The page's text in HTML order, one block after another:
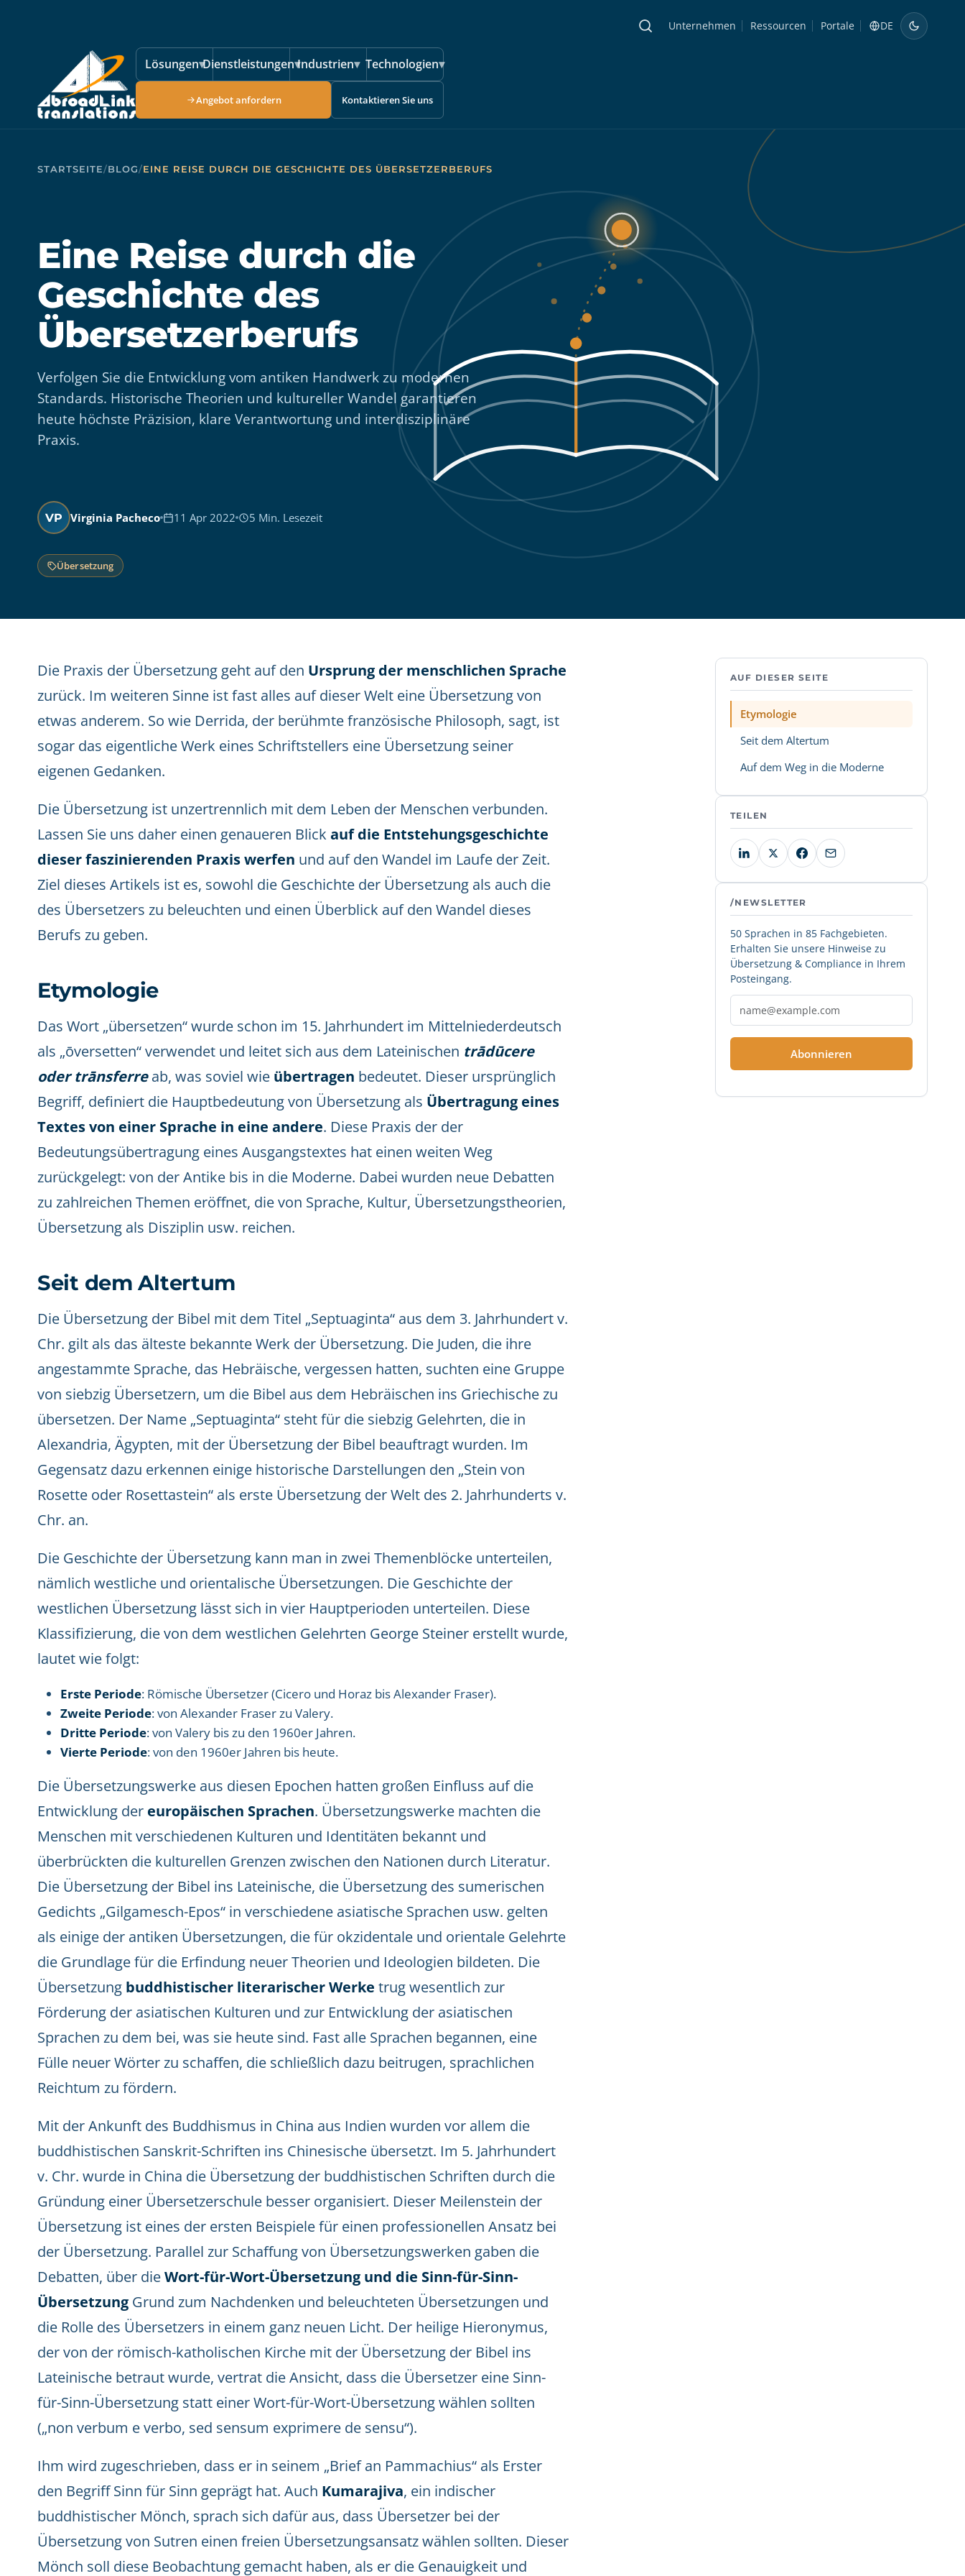
Unternehmen Ressourcen Portale DE
Lösungen▾Dienstleistungen▾Industrien▾ Technologien▾
Angebot anfordern Kontaktieren Sie uns
STARTSEITE/BLOG/EINE REISE DURCH DIE GESCHICHTE DES ÜBERSETZERBERUFS
Eine Reise durch die
Geschichte des
Übersetzerberufs
Verfolgen Sie die Entwicklung vom antiken Handwerk zu modernen
Standards. Historische Theorien und kultureller Wandel garantieren
heute höchste Präzision, klare Verantwortung und interdisziplinäre
Praxis.
VP Virginia Pacheco 11 Apr 2022 5 Min. Lesezeit
Übersetzung
Die Praxis der Übersetzung geht auf den Ursprung der menschlichen Sprache
zurück. Im weiteren Sinne ist fast alles auf dieser Welt eine Übersetzung von
etwas anderem. So wie Derrida, der berühmte französische Philosoph, sagt, ist
sogar das eigentliche Werk eines Schriftstellers eine Übersetzung seiner
eigenen Gedanken.
Die Übersetzung ist unzertrennlich mit dem Leben der Menschen verbunden.
Lassen Sie uns daher einen genaueren Blick auf die Entstehungsgeschichte
dieser faszinierenden Praxis werfen und auf den Wandel im Laufe der Zeit.
Ziel dieses Artikels ist es, sowohl die Geschichte der Übersetzung als auch die
des Übersetzers zu beleuchten und einen Überblick auf den Wandel dieses
Berufs zu geben.
Etymologie
Das Wort „übersetzen“ wurde schon im 15. Jahrhundert im Mittelniederdeutsch
als „ōversetten“ verwendet und leitet sich aus dem Lateinischen trādūcere
oder trānsferreab, was soviel wie übertragen bedeutet. Dieser ursprünglich
Begriff, definiert die Hauptbedeutung von Übersetzung als Übertragung eines
Textes von einer Sprache in eine andere. Diese Praxis der der
Bedeutungsübertragung eines Ausgangstextes hat einen weiten Weg
zurückgelegt: von der Antike bis in die Moderne. Dabei wurden neue Debatten
zu zahlreichen Themen eröffnet, die von Sprache, Kultur, Übersetzungstheorien,
Übersetzung als Disziplin usw. reichen.
Seit dem Altertum
Die Übersetzung der Bibel mit dem Titel „Septuaginta“ aus dem 3. Jahrhundert v.
Chr. gilt als das älteste bekannte Werk der Übersetzung. Die Juden, die ihre
angestammte Sprache, das Hebräische, vergessen hatten, suchten eine Gruppe
von siebzig Übersetzern, um die Bibel aus dem Hebräischen ins Griechische zu
übersetzen. Der Name „Septuaginta“ steht für die siebzig Gelehrten, die in
Alexandria, Ägypten, mit der Übersetzung der Bibel beauftragt wurden. Im
Gegensatz dazu erkennen einige historische Darstellungen den „Stein von
Rosette oder Rosettastein“ als erste Übersetzung der Welt des 2. Jahrhunderts v.
Chr. an.
Die Geschichte der Übersetzung kann man in zwei Themenblöcke unterteilen,
nämlich westliche und orientalische Übersetzungen. Die Geschichte der
westlichen Übersetzung lässt sich in vier Hauptperioden unterteilen. Diese
Klassifizierung, die von dem westlichen Gelehrten George Steiner erstellt wurde,
lautet wie folgt:
Erste Periode: Römische Übersetzer (Cicero und Horaz bis Alexander Fraser).
Zweite Periode: von Alexander Fraser zu Valery.
Dritte Periode: von Valery bis zu den 1960er Jahren.
Vierte Periode: von den 1960er Jahren bis heute.
Die Übersetzungswerke aus diesen Epochen hatten großen Einfluss auf die
Entwicklung der europäischen Sprachen. Übersetzungswerke machten die
Menschen mit verschiedenen Kulturen und Identitäten bekannt und
überbrückten die kulturellen Grenzen zwischen den Nationen durch Literatur.
Die Übersetzung der Bibel ins Lateinische, die Übersetzung des sumerischen
Gedichts „Gilgamesch-Epos“ in verschiedene asiatische Sprachen usw. gelten
als einige der antiken Übersetzungen, die für okzidentale und orientale Gelehrte
die Grundlage für die Erfindung neuer Theorien und Ideologien bildeten. Die
Übersetzung buddhistischer literarischer Werke trug wesentlich zur
Förderung der asiatischen Kulturen und zur Entwicklung der asiatischen
Sprachen zu dem bei, was sie heute sind. Fast alle Sprachen begannen, eine
Fülle neuer Wörter zu schaffen, die schließlich dazu beitrugen, sprachlichen
Reichtum zu fördern.
Mit der Ankunft des Buddhismus in China aus Indien wurden vor allem die
buddhistischen Sanskrit-Schriften ins Chinesische übersetzt. Im 5. Jahrhundert
v. Chr. wurde in China die Übersetzung der buddhistischen Schriften durch die
Gründung einer Übersetzerschule besser organisiert. Dieser Meilenstein der
Übersetzung ist eines der ersten Beispiele für einen professionellen Ansatz bei
der Übersetzung. Parallel zur Schaffung von Übersetzungswerken gaben die
Debatten, über dieWort-für-Wort-Übersetzung und die Sinn-für-Sinn-
Übersetzung Grund zum Nachdenken und beleuchteten Übersetzungen und
die Rolle des Übersetzers in einem ganz neuen Licht. Der heilige Hieronymus,
der von der römisch-katholischen Kirche mit der Übersetzung der Bibel ins
Lateinische betraut wurde, vertrat die Ansicht, dass die Übersetzer eine Sinn-
für-Sinn-Übersetzung statt einer Wort-für-Wort-Übersetzung wählen sollten
(„non verbum e verbo, sed sensum exprimere de sensu“).
Ihm wird zugeschrieben, dass er in seinem „Brief an Pammachius“ als Erster
den Begriff Sinn für Sinn geprägt hat. Auch Kumarajiva, ein indischer
buddhistischer Mönch, sprach sich dafür aus, dass Übersetzer bei der
Übersetzung von Sutren einen freien Übersetzungsansatz wählen sollten. Dieser
Mönch soll diese Beobachtung gemacht haben, als er die Genauigkeit und
AUF DIESER SEITE
Etymologie
Seit dem Altertum
Auf dem Weg in die Moderne
TEILEN
/NEWSLETTER
50 Sprachen in 85 Fachgebieten.
Erhalten Sie unsere Hinweise zu
Übersetzung & Compliance in Ihrem
Posteingang.
Abonnieren